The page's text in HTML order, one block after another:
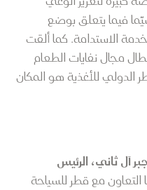
فيما يتعلق بوضع
خدمة الاستدامة. كما ألقت
مجال نفايات الطعام
الدولي للأغذية هو المكان
آل ثاني، الرئيس
التعاون مع قطر للسياحة